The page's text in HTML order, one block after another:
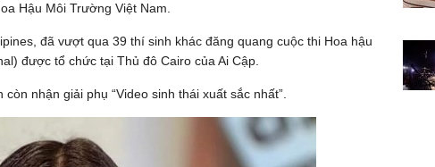
Hậu Môi Trường Việt Nam.
đã vượt qua 39 thí sinh khác đăng quang cuộc thi Hoa hậu
được tổ chức tại Thủ đô Cairo của Ai Cập.
nhận giải phụ “Video sinh thái xuất sắc nhất”.